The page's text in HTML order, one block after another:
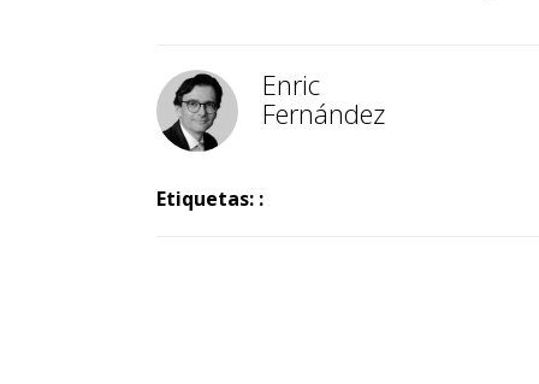
Enric
Fernández
Etiquetas: